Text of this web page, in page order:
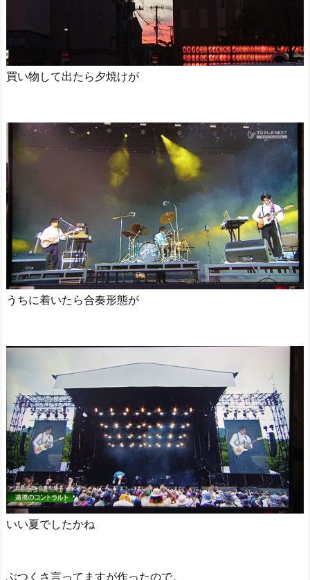
買い物して出たら夕焼けが
うちに着いたら合奏形態が
いい夏でしたかね
ぶつくさ言ってますが作ったので。